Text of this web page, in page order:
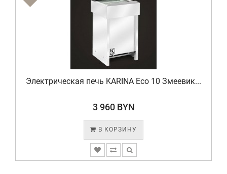
Электрическая печь KARINA Eco 10 Змеевик...
3 960 BYN
В КОРЗИНУ